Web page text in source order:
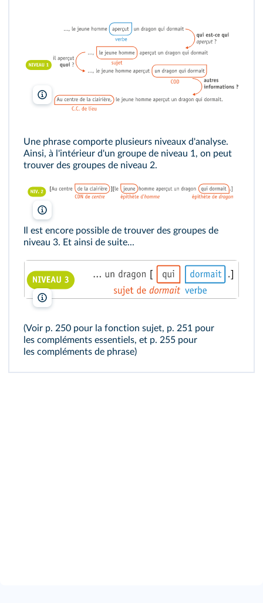
lelivrescolaire.fr
Une phrase comporte plusieurs niveaux d'analyse.
Ainsi, à l'intérieur d'un groupe de niveau 1, on peut
trouver des groupes de niveau 2.
Il est encore possible de trouver des groupes de
niveau 3. Et ainsi de suite...
lelivrescolaire.fr
(Voir p. 250 pour la fonction sujet, p. 251 pour
les compléments essentiels, et p. 255 pour
les compléments de phrase)